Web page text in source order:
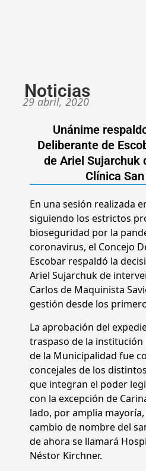
Noticias
29 abril, 2020
Unánime
Deliberante de
de Ariel Sujarchuk
Clínica
En una sesión realizada
siguiendo los estrictos
bioseguridad por la
coronavirus, el Concejo
Escobar respaldó la
Ariel Sujarchuk de
Carlos de Maquinista
gestión desde los
La aprobación del
traspaso de la institución
de la Municipalidad fue
concejales de los
que integran el poder
con la excepción de
lado, por amplia
cambio de nombre del
de ahora se llamará
Néstor Kirchner.